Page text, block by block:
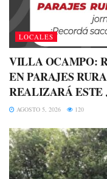
LOCALES
VILLA OCAMPO:
EN PARAJES
REALIZARÁ ESTE
AGOSTO 5, 2026 120